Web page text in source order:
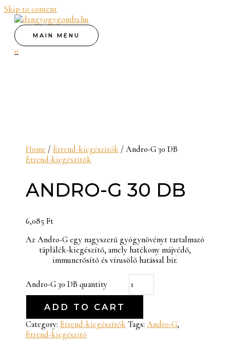
Skip to content
MAIN MENU
0
Home/ Étrend-kiegészítők/ Andro-G 30 DB
Étrend-kiegészítők
ANDRO-G 30 DB
6,085 Ft
Az Andro-G egy nagyszerű gyógynövényt tartalmazó
táplálék-kiegészítő, amely hatékony májvédő,
immunerősítő és vírusölő hatással bír.
Andro-G 30 DB quantity
ADD TO CART
Category: Étrend-kiegészítők Tags: Andro-G,
Étrend-kiegészítő